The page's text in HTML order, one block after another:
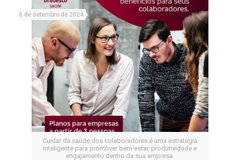
Cuidar da saúde dos colaboradores é uma estratégia
inteligente para promover bem-estar, produtividade e
engajamento dentro da sua empresa.
6 de setembro de 2024